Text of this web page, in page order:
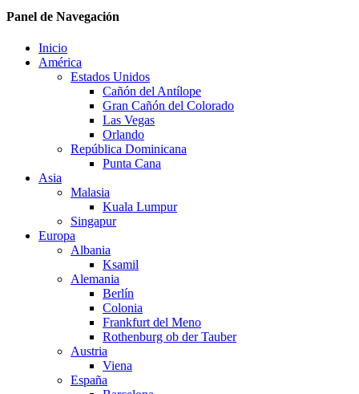
Panel de Navegación
Inicio
América
Estados Unidos
Cañón del Antílope
Gran Cañón del Colorado
Las Vegas
Orlando
República Dominicana
Punta Cana
Asia
Malasia
Kuala Lumpur
Singapur
Europa
Albania
Ksamil
Alemania
Berlín
Colonia
Frankfurt del Meno
Rothenburg ob der Tauber
Austria
Viena
España